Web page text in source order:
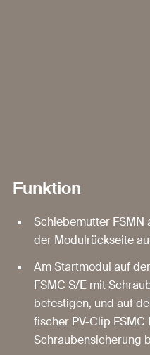
Funktion
Schiebemutter FSMN
der Modulrückseite
Am Startmodul auf
FSMC S/E mit
befestigen, und auf
fischer PV-Clip
Schraubensicherung